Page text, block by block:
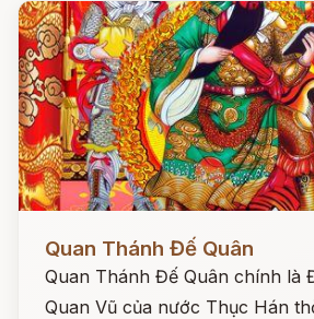
Quan Thánh Đế Quân
Quan Thánh Đế Quân chính là
Quan Vũ của nước Thục Hán